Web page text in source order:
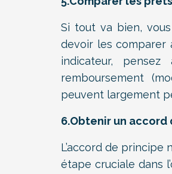
Si tout va bien,
devoir les comparer
indicateur,
remboursement
peuvent largement
6.Obtenir un accord
L’accord de principe
étape cruciale dans